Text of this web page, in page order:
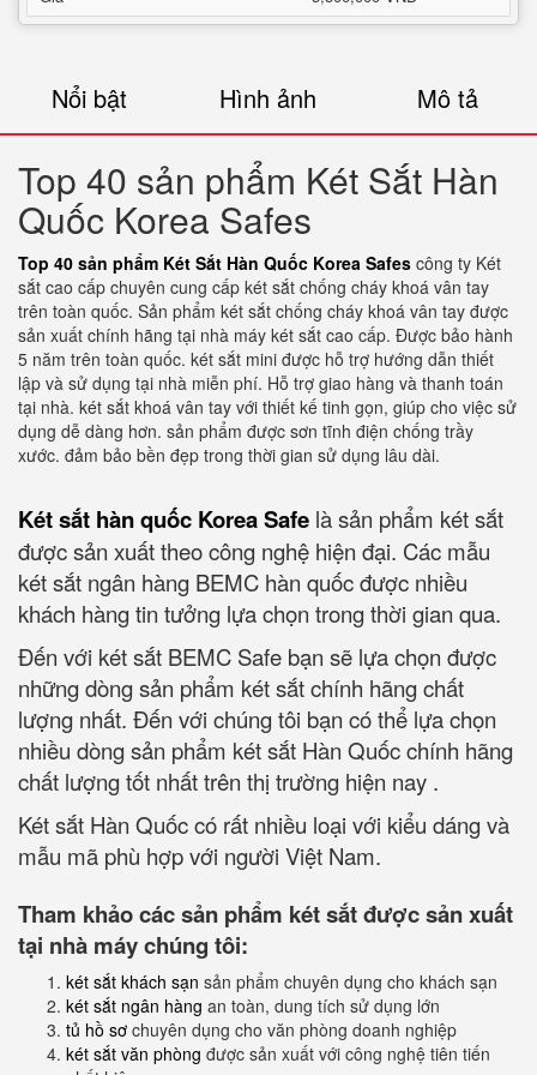
Nổi bật Hình ảnh Mô tả
Top 40 sản phẩm Két Sắt Hàn
Quốc Korea Safes
Top 40 sản phẩm Két Sắt Hàn Quốc Korea Safes công ty Két
sắt cao cấp chuyên cung cấp két sắt chống cháy khoá vân tay
trên toàn quốc. Sản phẩm két sắt chống cháy khoá vân tay được
sản xuất chính hãng tại nhà máy két sắt cao cấp. Được bảo hành
5 năm trên toàn quốc. két sắt mini được hỗ trợ hướng dẫn thiết
lập và sử dụng tại nhà miễn phí. Hỗ trợ giao hàng và thanh toán
tại nhà. két sắt khoá vân tay với thiết kế tinh gọn, giúp cho việc sử
dụng dễ dàng hơn. sản phẩm được sơn tĩnh điện chống trầy
xước. đảm bảo bền đẹp trong thời gian sử dụng lâu dài.
Két sắt hàn quốc Korea Safe là sản phẩm két sắt
được sản xuất theo công nghệ hiện đại. Các mẫu
két sắt ngân hàng BEMC hàn quốc được nhiều
khách hàng tin tưởng lựa chọn trong thời gian qua.
Đến với két sắt BEMC Safe bạn sẽ lựa chọn được
những dòng sản phẩm két sắt chính hãng chất
lượng nhất. Đến với chúng tôi bạn có thể lựa chọn
nhiều dòng sản phẩm két sắt Hàn Quốc chính hãng
chất lượng tốt nhất trên thị trường hiện nay .
Két sắt Hàn Quốc có rất nhiều loại với kiểu dáng và
mẫu mã phù hợp với người Việt Nam.
Tham khảo các sản phẩm két sắt được sản xuất
tại nhà máy chúng tôi:
két sắt khách sạn sản phẩm chuyên dụng cho khách sạn
két sắt ngân hàng an toàn, dung tích sử dụng lớn
tủ hồ sơ chuyên dụng cho văn phòng doanh nghiệp
két sắt văn phòng được sản xuất với công nghệ tiên tiến